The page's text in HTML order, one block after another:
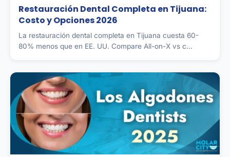
Restauración Dental Completa en Tijuana:
Costo y Opciones 2026
La restauración dental completa en Tijuana cuesta 60-
80% menos que en EE. UU. Compare All-on-X vs c...